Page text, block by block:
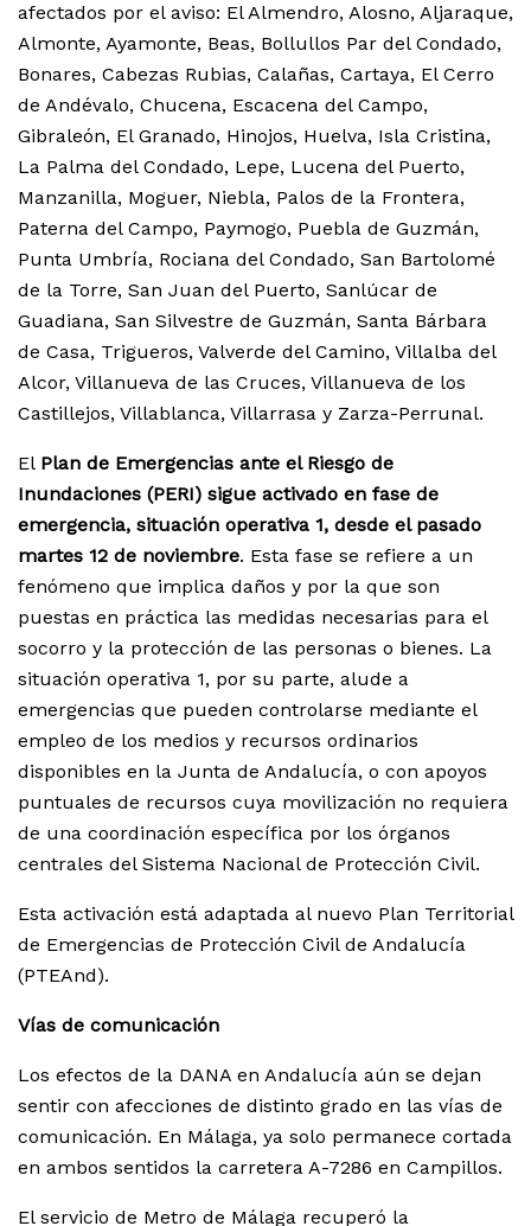
afectados por el aviso: El Almendro, Alosno, Aljaraque,
Almonte, Ayamonte, Beas, Bollullos Par del Condado,
Bonares, Cabezas Rubias, Calañas, Cartaya, El Cerro
de Andévalo, Chucena, Escacena del Campo,
Gibraleón, El Granado, Hinojos, Huelva, Isla Cristina,
La Palma del Condado, Lepe, Lucena del Puerto,
Manzanilla, Moguer, Niebla, Palos de la Frontera,
Paterna del Campo, Paymogo, Puebla de Guzmán,
Punta Umbría, Rociana del Condado, San Bartolomé
de la Torre, San Juan del Puerto, Sanlúcar de
Guadiana, San Silvestre de Guzmán, Santa Bárbara
de Casa, Trigueros, Valverde del Camino, Villalba del
Alcor, Villanueva de las Cruces, Villanueva de los
Castillejos, Villablanca, Villarrasa y Zarza-Perrunal.
El Plan de Emergencias ante el Riesgo de
Inundaciones (PERI) sigue activado en fase de
emergencia, situación operativa 1, desde el pasado
martes 12 de noviembre. Esta fase se refiere a un
fenómeno que implica daños y por la que son
puestas en práctica las medidas necesarias para el
socorro y la protección de las personas o bienes. La
situación operativa 1, por su parte, alude a
emergencias que pueden controlarse mediante el
empleo de los medios y recursos ordinarios
disponibles en la Junta de Andalucía, o con apoyos
puntuales de recursos cuya movilización no requiera
de una coordinación específica por los órganos
centrales del Sistema Nacional de Protección Civil.
Esta activación está adaptada al nuevo Plan Territorial
de Emergencias de Protección Civil de Andalucía
(PTEAnd).
Vías de comunicación
Los efectos de la DANA en Andalucía aún se dejan
sentir con afecciones de distinto grado en las vías de
comunicación. En Málaga, ya solo permanece cortada
en ambos sentidos la carretera A-7286 en Campillos.
El servicio de Metro de Málaga recuperó la